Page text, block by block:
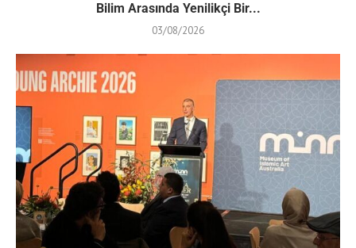
Bilim Arasında Yenilikçi Bir...
03/08/2026